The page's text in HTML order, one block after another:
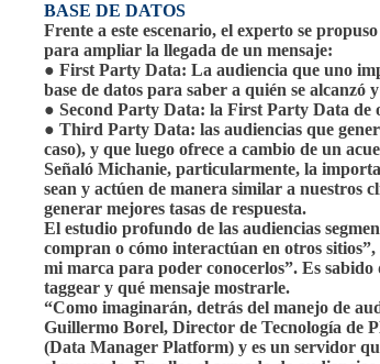
BASE DE DATOS
Frente a este escenario, el experto se
para ampliar la llegada de un mensaje:
● First Party Data: La audiencia que uno
base de datos para saber a quién se alcanzó
● Second Party Data: la First Party Data de
● Third Party Data: las audiencias que
caso), y que luego ofrece a cambio de un
Señaló Michanie, particularmente, la
sean y actúen de manera similar a nuestros
generar mejores tasas de respuesta.
El estudio profundo de las audiencias
compran o cómo interactúan en otros
mi marca para poder conocerlos”. Es
taggear y qué mensaje mostrarle.
“Como imaginarán, detrás del manejo de
Guillermo Borel, Director de Tecnología de
(Data Manager Platform) y es un servidor